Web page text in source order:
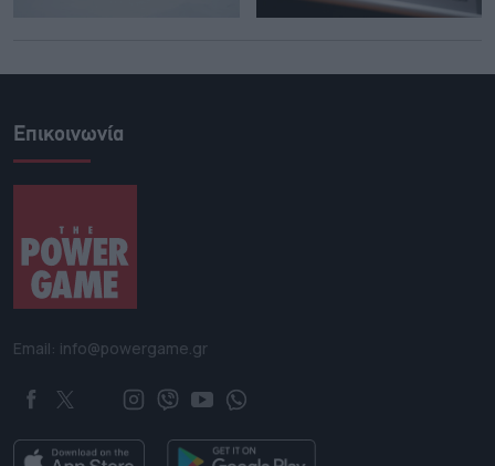
Επικοινωνία
Email: info@powergame.gr